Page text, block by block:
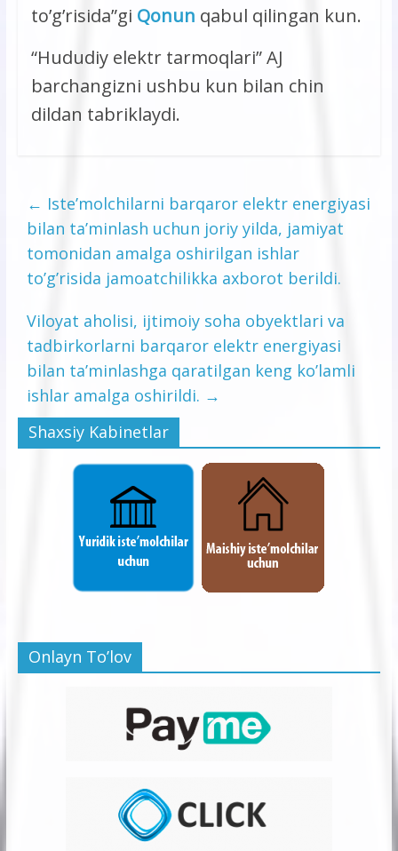
to’g’risida”gi Qonun qabul qilingan kun.
“Hududiy elektr tarmoqlari” AJ
barchangizni ushbu kun bilan chin
dildan tabriklaydi.
← Iste’molchilarni barqaror elektr energiyasi
bilan ta’minlash uchun joriy yilda, jamiyat
tomonidan amalga oshirilgan ishlar
to’g’risida jamoatchilikka axborot berildi.
Viloyat aholisi, ijtimoiy soha obyektlari va
tadbirkorlarni barqaror elektr energiyasi
bilan ta’minlashga qaratilgan keng ko’lamli
ishlar amalga oshirildi. →
Shaxsiy Kabinetlar
Onlayn To’lov